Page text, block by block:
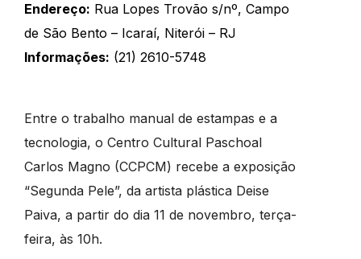
Endereço: Rua Lopes Trovão s/nº, Campo
de São Bento – Icaraí, Niterói – RJ
Informações: (21) 2610-5748
Entre o trabalho manual de estampas e a
tecnologia, o Centro Cultural Paschoal
Carlos Magno (CCPCM) recebe a exposição
“Segunda Pele”, da artista plástica Deise
Paiva, a partir do dia 11 de novembro, terça-
feira, às 10h.